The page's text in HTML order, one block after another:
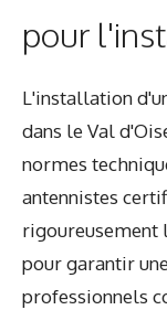
pour
L'installation
dans le Val
normes
antennistes
rigoureusement
pour garantir
professionnels